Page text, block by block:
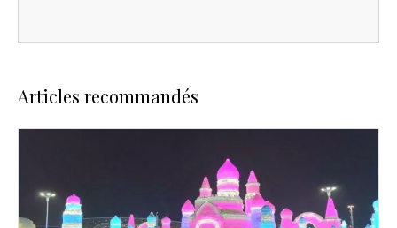
Articles recommandés